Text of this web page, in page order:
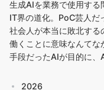
生成AIを業務で使用する
IT界の道化。PoC芸人だ
社会人が本当に敗北す
働くことに意味なんてな
手段だったAIが目的に、
2026